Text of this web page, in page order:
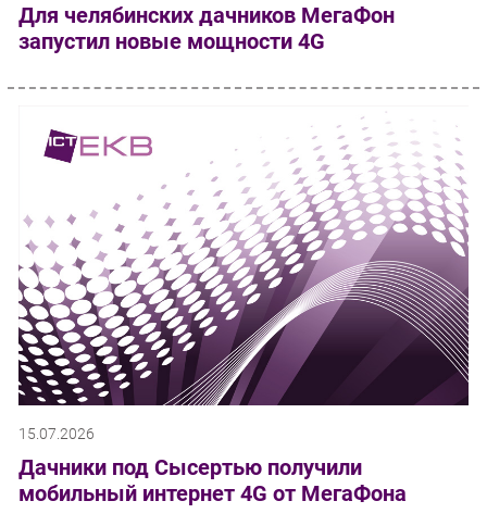
Для челябинских дачников МегаФон
запустил новые мощности 4G
15.07.2026
Дачники под Сысертью получили
мобильный интернет 4G от МегаФона